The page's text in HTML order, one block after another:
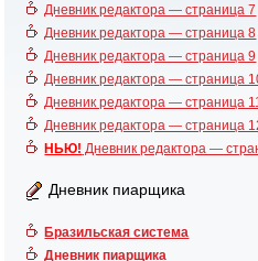
Дневник редактора — страница 7
Дневник редактора — страница 8
Дневник редактора — страница 9
Дневник редактора — страница
Дневник редактора — страница 11
Дневник редактора — страница
НЬЮ! Дневник редактора —
Дневник пиарщика
Бразильская система
Дневник пиарщика